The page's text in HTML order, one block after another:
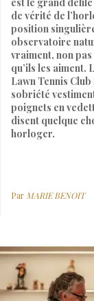
de vérité de
position
observatoire
vraiment, non
qu’ils les aiment.
Lawn Tennis
sobriété
poignets en
disent quelque
horloger.
Par MARIE BENOIT